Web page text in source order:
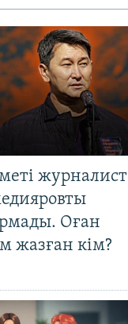
журналист
Оған
жазған кім?